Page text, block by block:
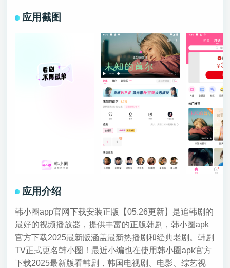
应用截图
应用介绍
韩小圈app官网下载安装正版【05.26更新】是追韩剧的
最好的视频播放器，提供丰富的正版韩剧，韩小圈apk
官方下载2025最新版涵盖最新热播剧和经典老剧。韩剧
TV正式更名韩小圈！最近小编也在使用韩小圈apk官方
下载2025最新版看韩剧，韩国电视剧、电影、综艺视